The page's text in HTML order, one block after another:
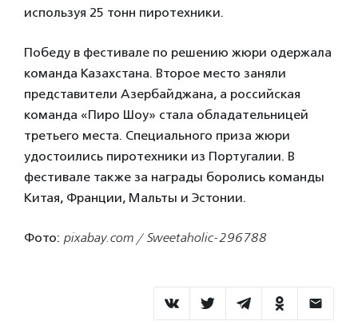
используя 25 тонн пиротехники.
Победу в фестивале по решению жюри одержала
команда Казахстана. Второе место заняли
представители Азербайджана, а российская
команда «Пиро Шоу» стала обладательницей
третьего места. Специального приза жюри
удостоились пиротехники из Португалии. В
фестивале также за награды боролись команды
Китая, Франции, Мальты и Эстонии.
Фото: pixabay.com / Sweetaholic-296788